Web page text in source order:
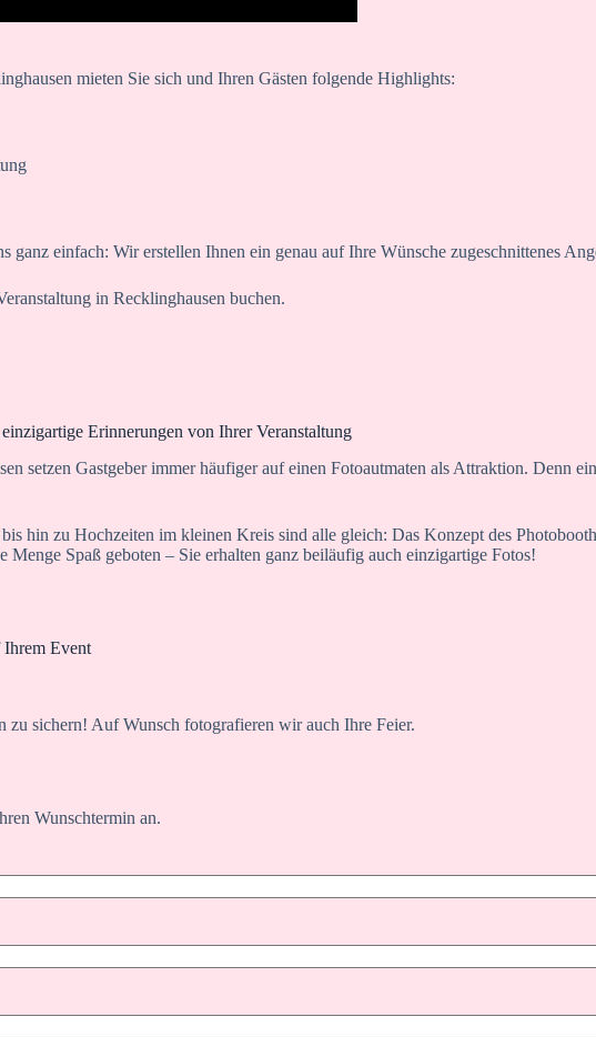
mieten Sie sich und Ihren Gästen folgende Highlights:
ganz einfach: Wir erstellen Ihnen ein genau auf Ihre Wünsche zugeschnittenes
in Recklinghausen buchen.
Erinnerungen von Ihrer Veranstaltung
setzen Gastgeber immer häufiger auf einen Fotoautmaten als Attraktion. Denn
hin zu Hochzeiten im kleinen Kreis sind alle gleich: Das Konzept des
Spaß geboten – Sie erhalten ganz beiläufig auch einzigartige Fotos!
Ihrem Event
zu sichern! Auf Wunsch fotografieren wir auch Ihre Feier.
Wunschtermin an.